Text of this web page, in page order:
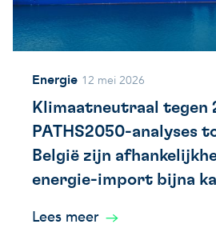
Energie 12 mei 2026
Klimaatneutraal tegen
PATHS2050-analyses
België zijn
energie-import bijna
Lees meer